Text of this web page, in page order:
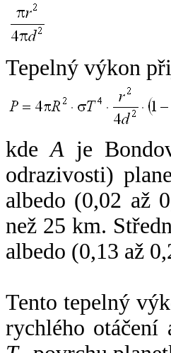
Tepelný výkon
kdeA je
odrazivosti)
albedo (0,02 až
než 25 km.
albedo (0,13 až
Tento tepelný
rychlého otáčení